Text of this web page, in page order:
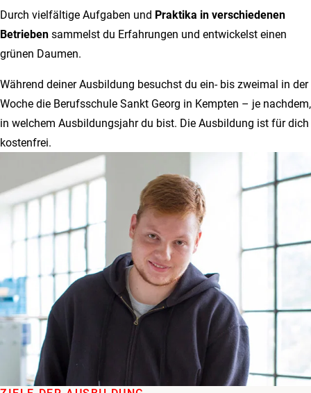
Durch vielfältige Aufgaben und Praktika in verschiedenen
Betrieben sammelst du Erfahrungen und entwickelst einen
grünen Daumen.
Während deiner Ausbildung besuchst du ein- bis zweimal in der
Woche die Berufsschule Sankt Georg in Kempten – je nachdem,
in welchem Ausbildungsjahr du bist. Die Ausbildung ist für dich
kostenfrei.